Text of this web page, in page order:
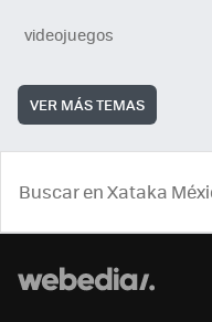
videojuegos
VER MÁS TEMAS